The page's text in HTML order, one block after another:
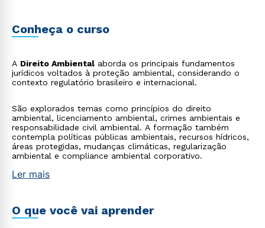
Conheça o curso
A Direito Ambiental aborda os principais fundamentos
jurídicos voltados à proteção ambiental, considerando o
contexto regulatório brasileiro e internacional.
São explorados temas como princípios do direito
ambiental, licenciamento ambiental, crimes ambientais e
responsabilidade civil ambiental. A formação também
contempla políticas públicas ambientais, recursos hídricos,
áreas protegidas, mudanças climáticas, regularização
ambiental e compliance ambiental corporativo.
Ler mais
O que você vai aprender